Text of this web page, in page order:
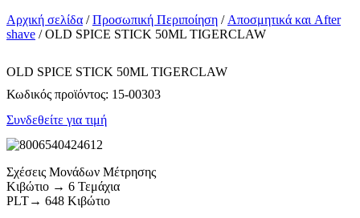
Αρχική σελίδα /Προσωπική Περιποίηση / Αποσμητικά και After
shave / OLD SPICE STICK 50ML TIGERCLAW
OLD SPICE STICK 50ML TIGERCLAW
Κωδικός προϊόντος: 15-00303
Συνδεθείτε για τιμή
Σχέσεις Μονάδων Μέτρησης
Κιβώτιο → 6 Τεμάχια
PLT→ 648 Κιβώτιο